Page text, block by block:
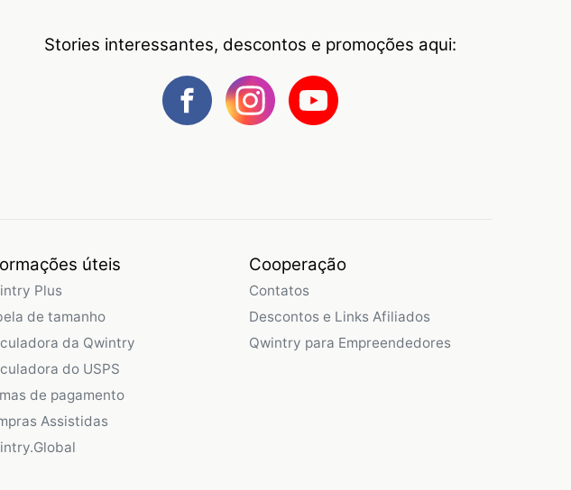
Stories interessantes, descontos e promoções aqui:
úteis
Plus
de tamanho
da Qwintry
do USPS
de pagamento
Assistidas
Cooperação
Contatos
Descontos e Links Afiliados
Qwintry para Empreendedores